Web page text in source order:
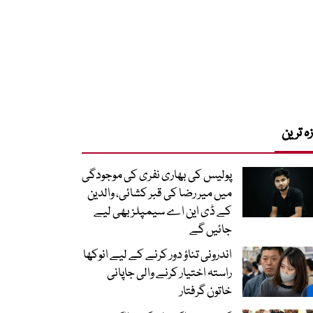
ترین
پولیس کی بھاری نفری کی موجودگی
میں میر رضا کی قبر کشائی، والدین
کے ڈی این اے سیمپلز بھی لیے
جائیں گے
اندرونی تناؤ دور کرنے کے لیے انوکھا
راستہ اختیار کرنے والی جاپانی
خاتون گرفتار